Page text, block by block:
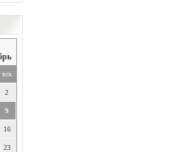
вск
2
9
16
23